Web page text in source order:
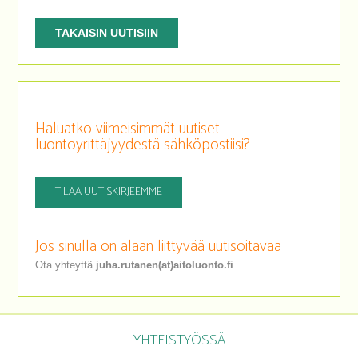
TAKAISIN UUTISIIN
Haluatko viimeisimmät uutiset
luontoyrittäjyydestä sähköpostiisi?
TILAA UUTISKIRJEEMME
Jos sinulla on alaan liittyvää uutisoitavaa
Ota yhteyttä juha.rutanen(at)aitoluonto.fi
YHTEISTYÖSSÄ